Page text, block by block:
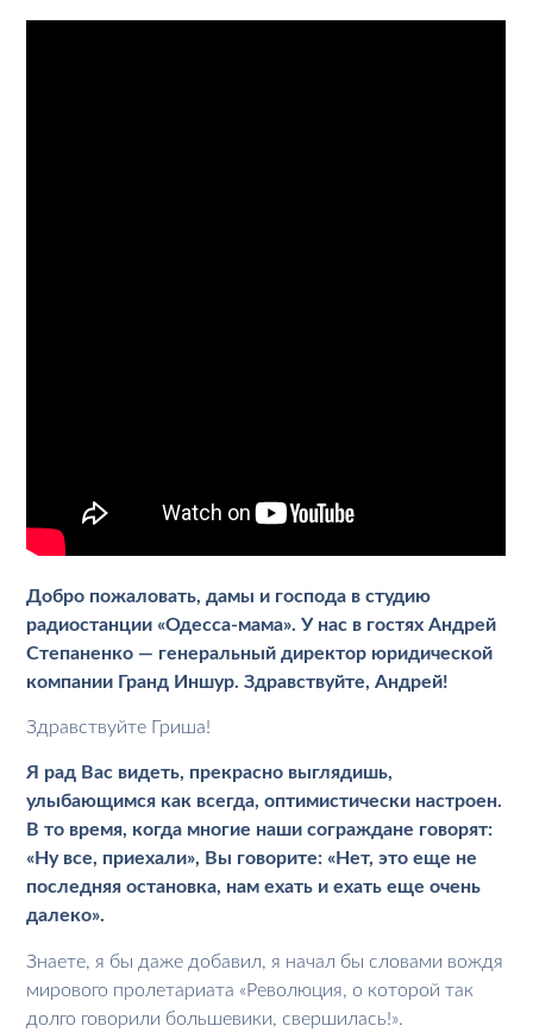
Добро пожаловать, дамы и господа в студию
радиостанции «Одесса-мама». У нас в гостях Андрей
Степаненко — генеральный директор юридической
компании Гранд Иншур. Здравствуйте, Андрей!
Здравствуйте Гриша!
Я рад Вас видеть, прекрасно выглядишь,
улыбающимся как всегда, оптимистически настроен.
В то время, когда многие наши сограждане говорят:
«Ну все, приехали», Вы говорите: «Нет, это еще не
последняя остановка, нам ехать и ехать еще очень
далеко».
Знаете, я бы даже добавил, я начал бы словами вождя
мирового пролетариата «Революция, о которой так
долго говорили большевики, свершилась!».